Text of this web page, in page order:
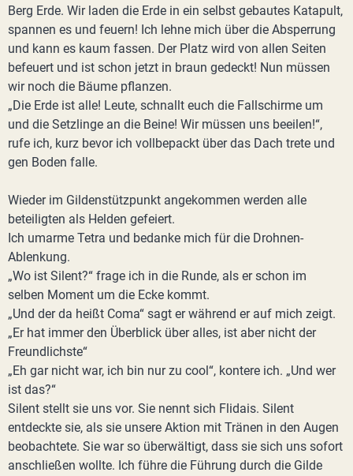
Berg Erde. Wir laden die Erde in ein selbst gebautes Katapult,
spannen es und feuern! Ich lehne mich über die Absperrung
und kann es kaum fassen. Der Platz wird von allen Seiten
befeuert und ist schon jetzt in braun gedeckt! Nun müssen
wir noch die Bäume pflanzen.
„Die Erde ist alle! Leute, schnallt euch die Fallschirme um
und die Setzlinge an die Beine! Wir müssen uns beeilen!“,
rufe ich, kurz bevor ich vollbepackt über das Dach trete und
gen Boden falle.
Wieder im Gildenstützpunkt angekommen werden alle
beteiligten als Helden gefeiert.
Ich umarme Tetra und bedanke mich für die Drohnen-
Ablenkung.
„Wo ist Silent?“ frage ich in die Runde, als er schon im
selben Moment um die Ecke kommt.
„Und der da heißt Coma“ sagt er während er auf mich zeigt.
„Er hat immer den Überblick über alles, ist aber nicht der
Freundlichste“
„Eh gar nicht war, ich bin nur zu cool“, kontere ich. „Und wer
ist das?“
Silent stellt sie uns vor. Sie nennt sich Flidais. Silent
entdeckte sie, als sie unsere Aktion mit Tränen in den Augen
beobachtete. Sie war so überwältigt, dass sie sich uns sofort
anschließen wollte. Ich führe die Führung durch die Gilde